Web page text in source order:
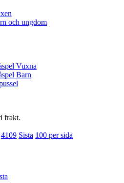
och ungdom
Vuxna
Barn
frakt.
4109 Sista 100 per sida